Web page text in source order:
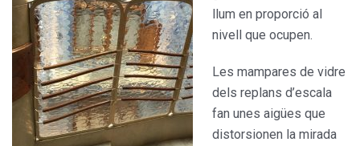
llum en proporció al
nivell que ocupen.
Les mampares de vidre
dels replans d’escala
fan unes aigües que
distorsionen la mirada